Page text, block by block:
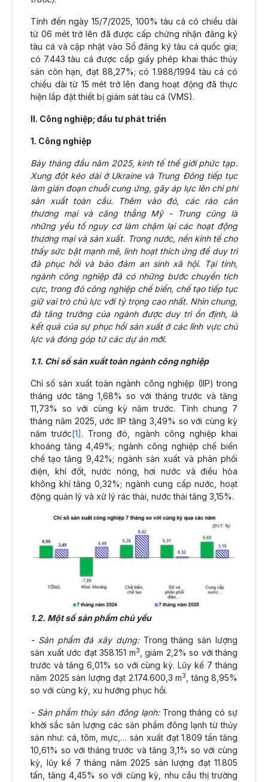
Tính đến ngày 15/7/2025, 100% tàu cá có chiều dài
từ 06 mét trở lên đã được cấp chứng nhận đăng ký
tàu cá và cập nhật vào Sổ đăng ký tàu cá quốc gia;
có 7.443 tàu cá được cấp giấy phép khai thác thủy
sản còn hạn, đạt 88,27%; có 1.988/1994 tàu cá có
chiều dài từ 15 mét trở lên đang hoạt động đã thực
hiện lắp đặt thiết bị giám sát tàu cá (VMS).
II. Công nghiệp; đầu tư phát triển
1. Công nghiệp
Bảy tháng đầu năm 2025, kinh tế thế giới phức tạp.
Xung đột kéo dài ở Ukraine và Trung Đông tiếp tục
làm gián đoạn chuỗi cung ứng, gây áp lực lên chi phí
sản xuất toàn cầu. Thêm vào đó, các rào cản
thương mại và căng thẳng Mỹ - Trung cũng là
những yếu tố nguy cơ làm chậm lại các hoạt động
thương mại và sản xuất. Trong nước, nền kinh tế cho
thấy sức bật mạnh mẽ, linh hoạt thích ứng để duy trì
đà phục hồi và bảo đảm an sinh xã hội. Tại tỉnh,
ngành công nghiệp đã có những bước chuyển tích
cực, trong đó công nghiệp chế biến, chế tạo tiếp tục
giữ vai trò chủ lực với tỷ trọng cao nhất. Nhìn chung,
đà tăng trưởng của ngành được duy trì ổn định, là
kết quả của sự phục hồi sản xuất ở các lĩnh vực chủ
lực và đóng góp từ các dự án mới.
1.1. Chỉ số sản xuất toàn ngành công nghiệp
Chỉ số sản xuất toàn ngành công nghiệp (IIP) trong
tháng ước tăng 1,68% so với tháng trước và tăng
11,73% so với cùng kỳ năm trước. Tính chung 7
tháng năm 2025, ước IIP tăng 3,49% so với cùng kỳ
năm trước[1] . Trong đó, ngành công nghiệp khai
khoáng tăng 4,49%; ngành công nghiệp chế biến
chế tạo tăng 9,42%; ngành sản xuất và phân phối
điện, khí đốt, nước nóng, hơi nước và điều hòa
không khí tăng 0,32%; ngành cung cấp nước, hoạt
động quản lý và xử lý rác thải, nước thải tăng 3,15%.
1.2. Một số sản phẩm chủ yếu
- Sản phẩm đá xây dựng:Trong tháng sản lượng
sản xuất ước đạt 358.151 m3
, giảm 2,2% so với tháng
trước và tăng 6,01% so với cùng kỳ. Lũy kế 7 tháng
năm 2025 sản lượng đạt 2.174.600,3 m3
, tăng 8,95%
so với cùng kỳ, xu hướng phục hồi.
- Sản phẩm thủy sản đông lạnh:Trong tháng có sự
khởi sắc sản lượng các sản phẩm đông lạnh từ thủy
sản như: cá, tôm, mực,… sản xuất đạt 1.809 tấn tăng
10,61% so với tháng trước và tăng 3,1% so với cùng
kỳ, lũy kế 7 tháng năm 2025 sản lượng đạt 11.805
tấn, tăng 4,45% so với cùng kỳ, nhu cầu thị trường